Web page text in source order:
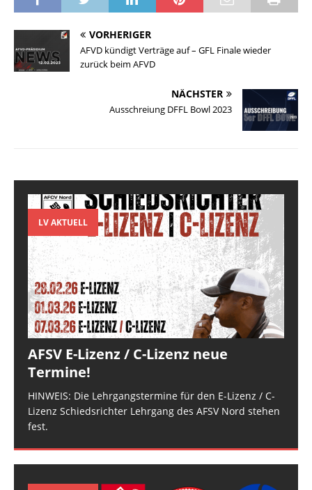
VORHERIGER
AFVD kündigt Verträge auf – GFL Finale wieder
zurück beim AFVD
NÄCHSTER
Ausschreiung DFFL Bowl 2023
LV AKTUELL
AFSV E-Lizenz / C-Lizenz neue
Termine!
HINWEIS: Die Lehrgangstermine für den E-Lizenz / C-
Lizenz Schiedsrichter Lehrgang des AFSV Nord stehen
fest.